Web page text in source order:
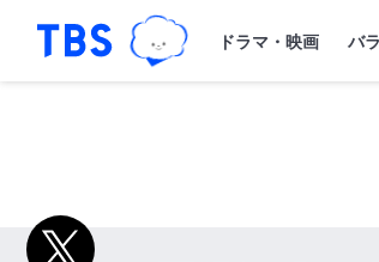
「TBSテレビ｜ときめくと
ドラマ・映画 バ